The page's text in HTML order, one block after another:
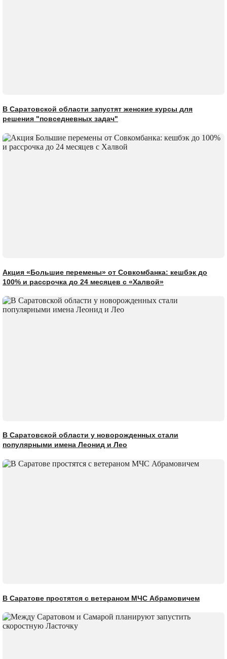
В Саратовской области запустят женские курсы для
решения "повседневных задач"
Акция «Большие перемены» от Совкомбанка: кешбэк до
100% и рассрочка до 24 месяцев с «Халвой»
В Саратовской области у новорожденных стали
популярными имена Леонид и Лео
В Саратове простятся с ветераном МЧС Абрамовичем